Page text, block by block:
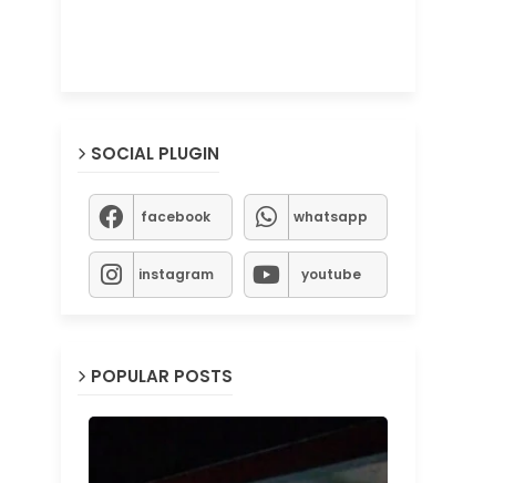
SOCIAL PLUGIN
facebook whatsapp
instagram youtube
POPULAR POSTS